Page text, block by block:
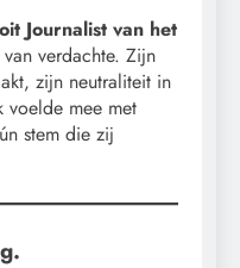
Journalist van het
verdachte. Zijn
zijn neutraliteit in
mee met
stem die zij